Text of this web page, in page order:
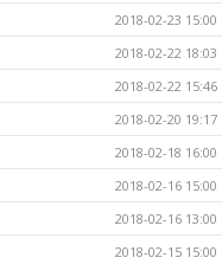
2018-02-23 15:00
2018-02-22 18:03
2018-02-22 15:46
2018-02-20 19:17
2018-02-18 16:00
2018-02-16 15:00
2018-02-16 13:00
2018-02-15 15:00